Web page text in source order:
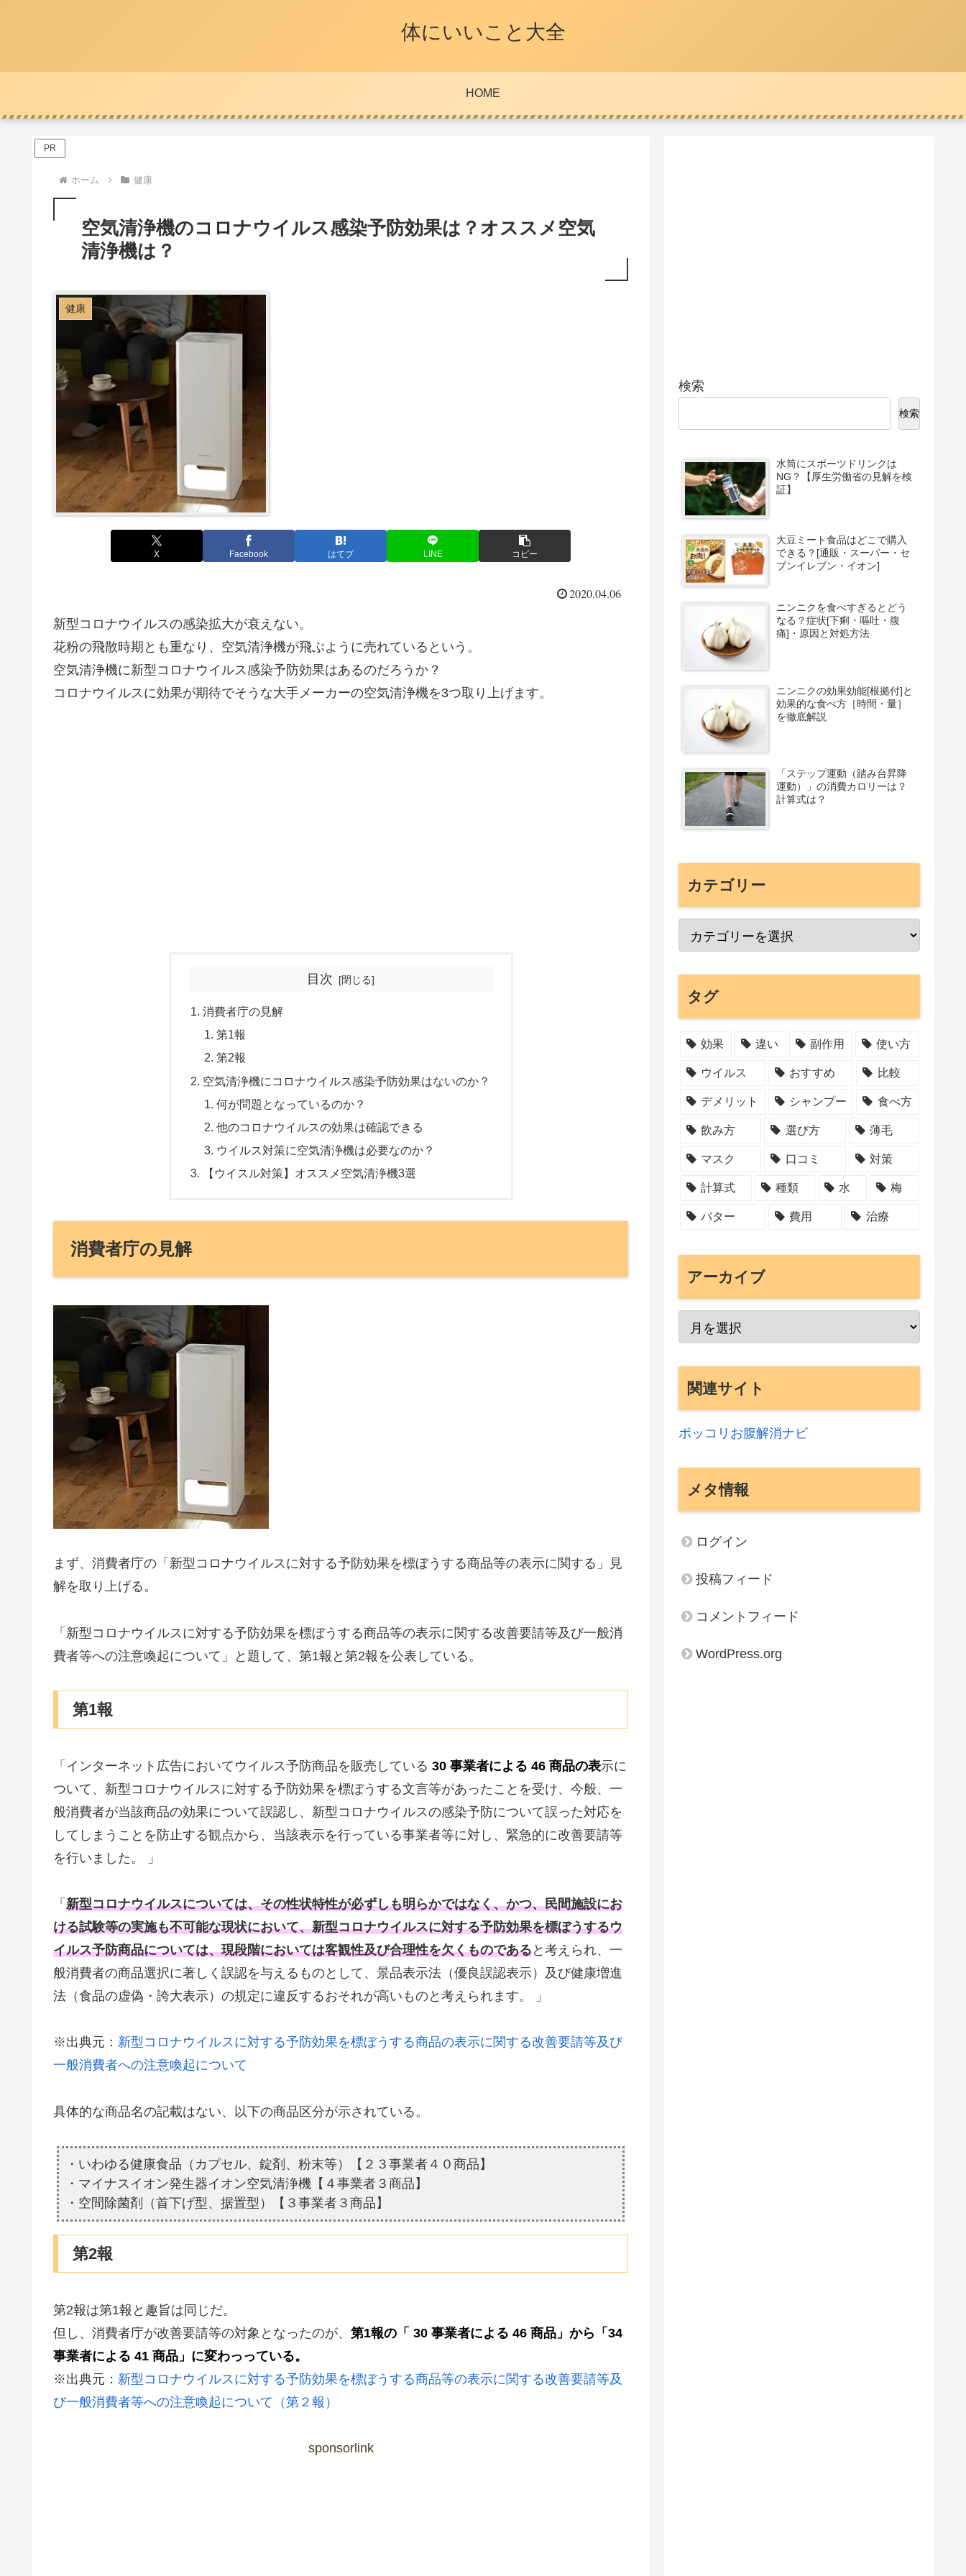
体にいいこと大全
HOME
PR
ホーム 健康
空気清浄機のコロナウイルス感染予防効果は？オススメ空気
清浄機は？
健康
X Facebook はてブ LINE コピー
2020.04.06
新型コロナウイルスの感染拡大が衰えない。
花粉の飛散時期とも重なり、空気清浄機が飛ぶように売れているという。
空気清浄機に新型コロナウイルス感染予防効果はあるのだろうか？
コロナウイルスに効果が期待でそうな大手メーカーの空気清浄機を3つ取り上げます。
目次
消費者庁の見解
第1報
第2報
空気清浄機にコロナウイルス感染予防効果はないのか？
何が問題となっているのか？
他のコロナウイルスの効果は確認できる
ウイルス対策に空気清浄機は必要なのか？
【ウイスル対策】オススメ空気清浄機3選
消費者庁の見解
まず、消費者庁の「新型コロナウイルスに対する予防効果を標ぼうする商品等の表示に関する」見
解を取り上げる。
「新型コロナウイルスに対する予防効果を標ぼうする商品等の表示に関する改善要請等及び一般消
費者等への注意喚起について」と題して、第1報と第2報を公表している。
第1報
「インターネット広告においてウイルス予防商品を販売している 30 事業者による 46 商品の表示に
ついて、新型コロナウイルスに対する予防効果を標ぼうする文言等があったことを受け、今般、一
般消費者が当該商品の効果について誤認し、新型コロナウイルスの感染予防について誤った対応を
してしまうことを防止する観点から、当該表示を行っている事業者等に対し、緊急的に改善要請等
を行いました。 」
「 新型コロナウイルスについては、その性状特性が必ずしも明らかではなく、かつ、民間施設にお
ける試験等の実施も不可能な現状において、新型コロナウイルスに対する予防効果を標ぼうするウ
イルス予防商品については、現段階においては客観性及び合理性を欠くものであると考えられ、一
般消費者の商品選択に著しく誤認を与えるものとして、景品表示法（優良誤認表示）及び健康増進
法（食品の虚偽・誇大表示）の規定に違反するおそれが高いものと考えられます。 」
※出典元： 新型コロナウイルスに対する予防効果を標ぼうする商品の表示に関する改善要請等及び
一般消費者への注意喚起について
具体的な商品名の記載はない、以下の商品区分が示されている。
・いわゆる健康食品（カプセル、錠剤、粉末等）【２３事業者４０商品】
・マイナスイオン発生器イオン空気清浄機【４事業者３商品】
・空間除菌剤（首下げ型、据置型）【３事業者３商品】
第2報
第2報は第1報と趣旨は同じだ。
但し、消費者庁が改善要請等の対象となったのが、 第1報の「 30 事業者による 46 商品」から「34
事業者による 41 商品」に変わっっている。
※出典元： 新型コロナウイルスに対する予防効果を標ぼうする商品等の表示に関する改善要請等及
び一般消費者等への注意喚起について（第２報）
sponsorlink
検索
検索
水筒にスポーツドリンクは
NG？【厚生労働省の見解を検
証】
大豆ミート食品はどこで購入
できる？[通販・スーパー・セ
ブンイレブン・イオン]
ニンニクを食べすぎるとどう
なる？症状[下痢・嘔吐・腹
痛]・原因と対処方法
ニンニクの効果効能[根拠付]と
効果的な食べ方［時間・量］
を徹底解説
「ステップ運動（踏み台昇降
運動）」の消費カロリーは？
計算式は？
カテゴリー
タグ
効果 違い 副作用 使い方
ウイルス おすすめ 比較
デメリット シャンプー 食べ方
飲み方 選び方 薄毛
マスク 口コミ 対策
計算式 種類 水 梅
バター 費用 治療
アーカイブ
関連サイト
ポッコリお腹解消ナビ
メタ情報
ログイン
投稿フィード
コメントフィード
WordPress.org